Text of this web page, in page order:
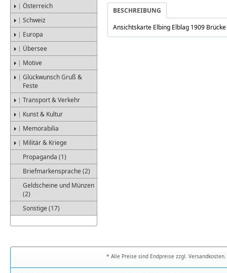
Österreich
Schweiz
Europa
Übersee
Motive
Glückwunsch Gruß &
Feste
Transport & Verkehr
Kunst & Kultur
Memorabilia
Militär & Kriege
Propaganda (1)
Briefmarkensprache (2)
Geldscheine und Münzen
(2)
Sonstige (17)
BESCHREIBUNG
Ansichtskarte Elbing Elblag 1909
* Alle Preise sind Endpreise zzgl.